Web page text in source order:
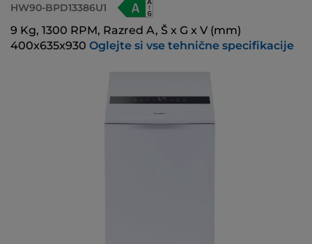
HW90-BPD13386U1
9 Kg, 1300 RPM, Razred A, Š x G x V (mm)
400x635x930 Oglejte si vse tehnične specifikacije